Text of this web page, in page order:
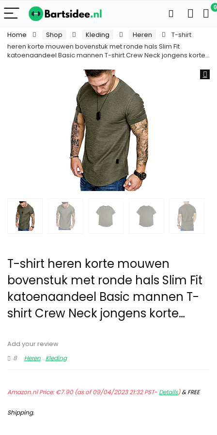
0
Home Shop Kleding Heren
T-shirt
heren korte mouwen bovenstuk met ronde hals Slim Fit
katoenaandeel Basic mannen T-shirt Crew Neck jongens korte…
T-shirt heren korte mouwen
bovenstuk met ronde hals Slim Fit
katoenaandeel Basic mannen T-
shirt Crew Neck jongens korte…
Add your review
8
Heren Kleding
Amazon.nl Price:€7.90(as of 09/04/2023 21:32 PST- Details)&FREE
Shipping.